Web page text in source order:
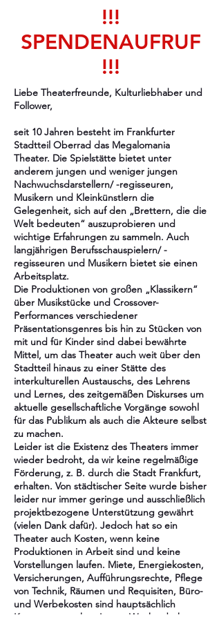
!!!
SPENDENAUFRUF
!!!
Liebe Theaterfreunde, Kulturliebhaber und
Follower,
seit 10 Jahren besteht im Frankfurter
Stadtteil Oberrad das Megalomania
Theater. Die Spielstätte bietet unter
anderem jungen und weniger jungen
Nachwuchsdarstellern/ -regisseuren,
Musikern und Kleinkünstlern die
Gelegenheit, sich auf den „Brettern, die die
Welt bedeuten“ auszuprobieren und
wichtige Erfahrungen zu sammeln. Auch
langjährigen Berufsschauspielern/ -
regisseuren und Musikern bietet sie einen
Arbeitsplatz.
Die Produktionen von großen „Klassikern“
über Musikstücke und Crossover-
Performances verschiedener
Präsentationsgenres bis hin zu Stücken von
mit und für Kinder sind dabei bewährte
Mittel, um das Theater auch weit über den
Stadtteil hinaus zu einer Stätte des
interkulturellen Austauschs, des Lehrens
und Lernes, des zeitgemäßen Diskurses um
aktuelle gesellschaftliche Vorgänge sowohl
für das Publikum als auch die Akteure selbst
zu machen.
Leider ist die Existenz des Theaters immer
wieder bedroht, da wir keine regelmäßige
Förderung, z. B. durch die Stadt Frankfurt,
erhalten. Von städtischer Seite wurde bisher
leider nur immer geringe und ausschließlich
projektbezogene Unterstützung gewährt
(vielen Dank dafür). Jedoch hat so ein
Theater auch Kosten, wenn keine
Produktionen in Arbeit sind und keine
Vorstellungen laufen. Miete, Energiekosten,
Versicherungen, Aufführungsrechte, Pflege
von Technik, Räumen und Requisiten, Büro-
und Werbekosten sind hauptsächlich
Kostenverursacher. Letzte Woche drohte